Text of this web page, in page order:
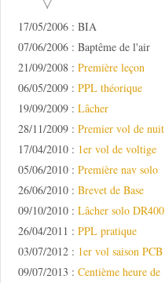
17/05/2006 : BIA
07/06/2006 : Baptême de l'air
21/09/2008 : Première leçon
06/05/2009 : PPL théorique
19/09/2009 : Lâcher
28/11/2009 : Premier vol de nuit
17/04/2010 : 1er vol de voltige
05/06/2010 : Première nav solo
26/06/2010 : Brevet de Base
09/10/2010 : Lâcher solo DR400
26/04/2011 : PPL pratique
03/07/2012 : 1er vol saison PCB
09/07/2013 : Centième heure de